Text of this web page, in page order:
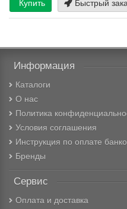
Купить Быстрый
Информация
Каталоги
О нас
Политика
Условия соглашения
Инструкция по оплате
Бренды
Сервис
Оплата и доставка